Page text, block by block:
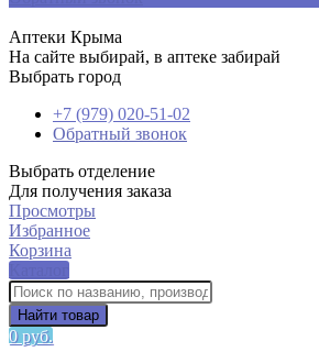
Аптеки Крыма
На сайте выбирай, в аптеке забирай
Выбрать город
+7 (979) 020-51-02
Обратный звонок
Выбрать отделение
Для получения заказа
Просмотры
Избранное
Корзина
Найти товар
0 руб.